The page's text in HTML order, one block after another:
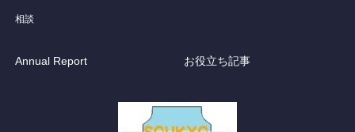
相談
Annual Report お役立ち記事